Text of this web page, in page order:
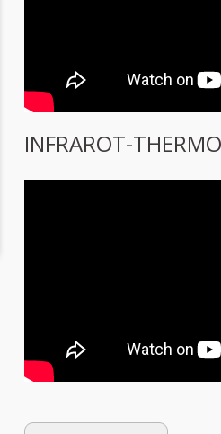
INFRAROT-